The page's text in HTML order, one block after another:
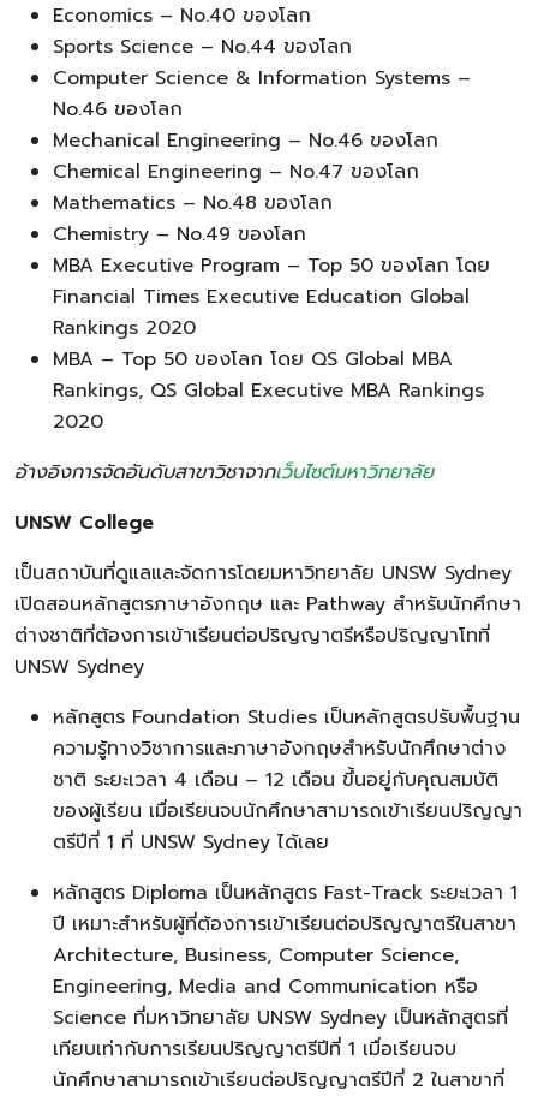
Economics – No.40 ของโลก
Sports Science – No.44 ของโลก
Computer Science & Information Systems –
No.46 ของโลก
Mechanical Engineering – No.46 ของโลก
Chemical Engineering – No.47 ของโลก
Mathematics – No.48 ของโลก
Chemistry – No.49 ของโลก
MBA Executive Program – Top 50 ของโลก โดย
Financial Times Executive Education Global
Rankings 2020
MBA – Top 50 ของโลก โดย QS Global MBA
Rankings, QS Global Executive MBA Rankings
2020
อ้างอิงการจัดอันดับสาขาวิชาจากเว็บไซต์มหาวิทยาลัย
UNSW College
เป็นสถาบันที่ดูแลและจัดการโดยมหาวิทยาลัย UNSW Sydney
เปิดสอนหลักสูตรภาษาอังกฤษ และ Pathway สำหรับนักศึกษา
ต่างชาติที่ต้องการเข้าเรียนต่อปริญญาตรีหรือปริญญาโทที่
UNSW Sydney
หลักสูตร Foundation Studies เป็นหลักสูตรปรับพื้นฐาน
ความรู้ทางวิชาการและภาษาอังกฤษสำหรับนักศึกษาต่าง
ชาติ ระยะเวลา 4 เดือน – 12 เดือน ขึ้นอยู่กับคุณสมบัติ
ของผู้เรียน เมื่อเรียนจบนักศึกษาสามารถเข้าเรียนปริญญา
ตรีปีที่ 1 ที่ UNSW Sydney ได้เลย
หลักสูตร Diploma เป็นหลักสูตร Fast-Track ระยะเวลา 1
ปี เหมาะสำหรับผู้ที่ต้องการเข้าเรียนต่อปริญญาตรีในสาขา
Architecture, Business, Computer Science,
Engineering, Media and Communication หรือ
Science ที่มหาวิทยาลัย UNSW Sydney เป็นหลักสูตรที่
เทียบเท่ากับการเรียนปริญญาตรีปีที่ 1 เมื่อเรียนจบ
นักศึกษาสามารถเข้าเรียนต่อปริญญาตรีปีที่ 2 ในสาขาที่